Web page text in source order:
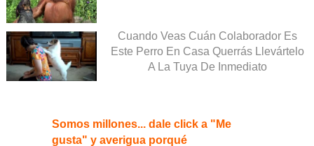
Cuando Veas Cuán Colaborador Es
Este Perro En Casa Querrás Llevártelo
A La Tuya De Inmediato
Somos millones... dale click a "Me
gusta" y averigua porqué